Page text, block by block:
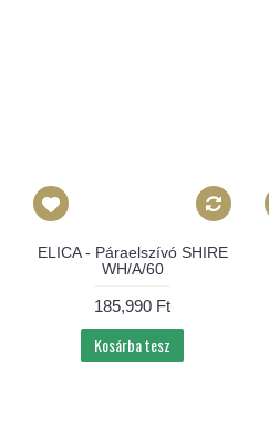
ELICA - Páraelszívó SHIRE
WH/A/60
185,990 Ft
Kosárba tesz